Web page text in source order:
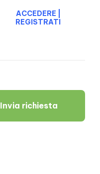
ACCEDERE
REGISTRATI
Invia richiesta